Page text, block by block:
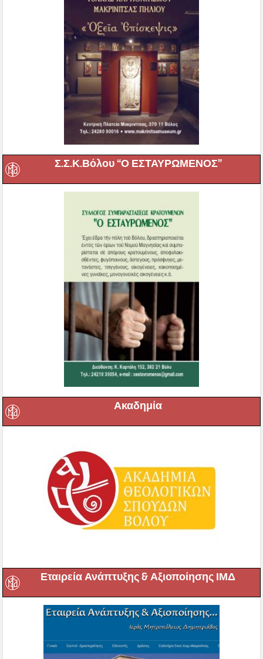
Σ.Σ.Κ.Βόλου “Ο ΕΣΤΑΥΡΩΜΕΝΟΣ”
Ακαδημία
Εταιρεία Ανάπτυξης & Αξιοποίησης ΙΜΔ